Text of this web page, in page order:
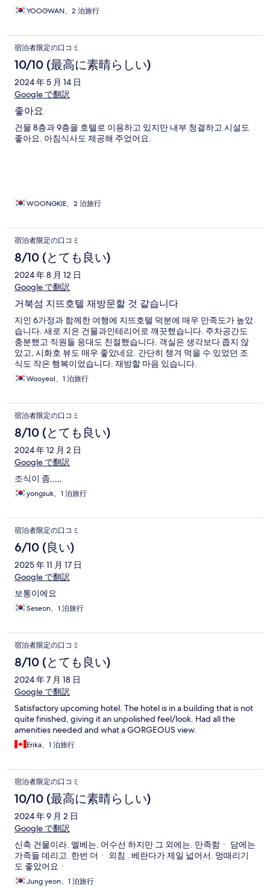
YOOGWAN、2 泊旅行
宿泊者限定の口コミ
10/10 (最高に素晴らしい)
2024 年 5 月 14 日
Google で翻訳
좋아요
건물 8층과 9층을 호텔로 이용하고 있지만 내부 청결하고 시설도
좋아요. 아침식사도 제공해 주었어요.
WOONGKIE、2 泊旅行
宿泊者限定の口コミ
8/10 (とても良い)
2024 年 8 月 12 日
Google で翻訳
거북섬 지뜨호텔 재방문할 것 같습니다
지인 6가정과 함께한 여행에 지뜨호텔 덕분에 매우 만족도가 높았
습니다. 새로 지은 건물과인테리어로 깨끗했습니다. 주차공간도
충분했고 직원들 응대도 친절했습니다. 객실은 생각보다 좁지 않
았고, 시화호 뷰도 매우 좋았네요. 간단히 챙겨 먹을 수 있었던 조
식도 작은 행복이었습니다. 재방할 마음 있습니다.
Wooyeol、1 泊旅行
宿泊者限定の口コミ
8/10 (とても良い)
2024 年 12 月 2 日
Google で翻訳
조식이 좀,,,,,
yongsuk、1 泊旅行
宿泊者限定の口コミ
6/10 (良い)
2025 年 11 月 17 日
Google で翻訳
보통이에요
Seseon、1 泊旅行
宿泊者限定の口コミ
8/10 (とても良い)
2024 年 7 月 18 日
Google で翻訳
Satisfactory upcoming hotel. The hotel is in a building that is not
quite finished, giving it an unpolished feel/look. Had all the
amenities needed and what a GORGEOUS view.
Erika、1 泊旅行
宿泊者限定の口コミ
10/10 (最高に素晴らしい)
2024 年 9 月 2 日
Google で翻訳
신축 건물이라. 엘베는. 어수선 하지만 그 외에는. 만족함ㆍ 담에는
가족들 데리고. 한번 더ㆍ 외침 . 베란다가 제일 넓어서. 멍때리기
도 좋았어요ㆍ
Jung yeon、1 泊旅行